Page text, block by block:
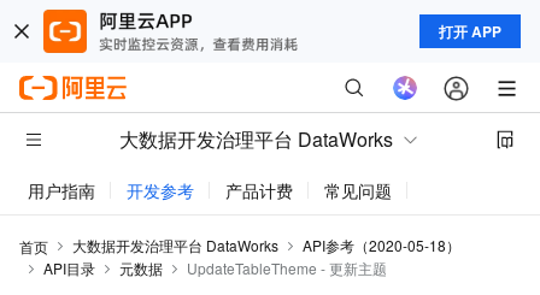
打开 APP
大数据开发治理平台 DataWorks
用户指南 开发参考 产品计费 常见问题
首页 大数据开发治理平台 DataWorks
API参考（2020-05-18）
API目录
元数据 UpdateTableTheme - 更新主题